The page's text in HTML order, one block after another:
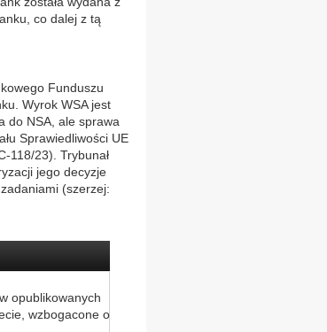
co dalej z tą
Funduszu
Wyrok WSA jest
do NSA, ale sprawa
Sprawiedliwości UE
118/23). Trybunał
jego decyzje
(szerzej:
opublikowanych
wzbogacone o